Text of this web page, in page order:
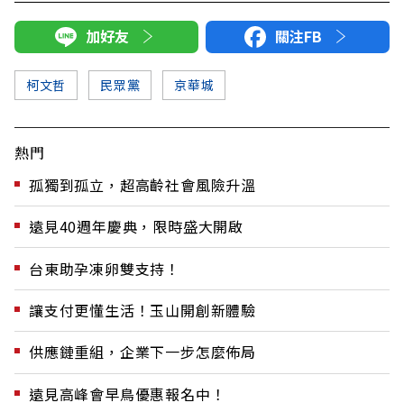
加好友 關注FB
柯文哲 民眾黨 京華城
熱門
孤獨到孤立，超高齡社會風險升溫
遠見40週年慶典，限時盛大開啟
台東助孕凍卵雙支持！
讓支付更懂生活！玉山開創新體驗
供應鏈重組，企業下一步怎麼佈局
遠見高峰會早鳥優惠報名中！